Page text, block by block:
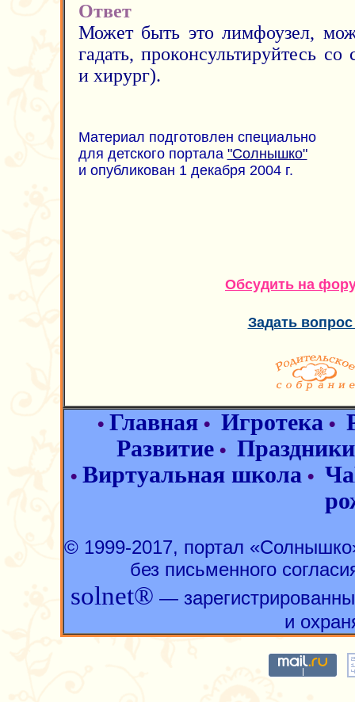
Ответ
Может быть это лимфоузел,
гадать, проконсультируйтесь
и хирург).
Материал подготовлен специально
для детского портала "Солнышко"
и опубликован 1 декабря 2004 г.
Обсудить на
Задать
• Главная • Игротека •
Развитие• Праздники
• Виртуальная школа •
© 1999-2017, портал
без письменного
solnet® —
и